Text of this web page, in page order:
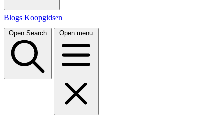
Blogs Koopgidsen
Open Search Open menu